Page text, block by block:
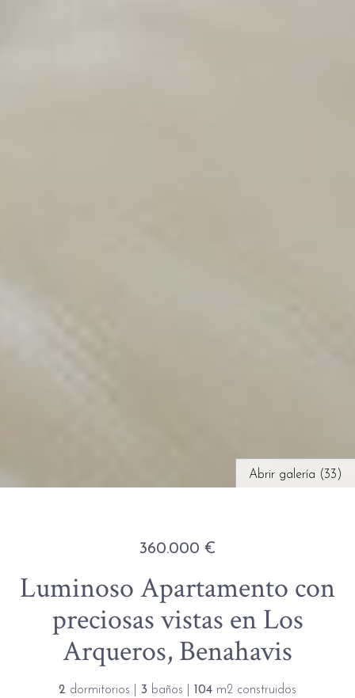
Abrir galería (33)
360.000 €
Luminoso Apartamento con
preciosas vistas en Los
Arqueros, Benahavis
2 dormitorios | 3 baños | 104 m2 construidos